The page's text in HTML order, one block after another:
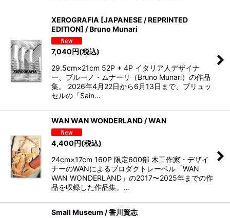
XEROGRAFIA [JAPANESE / REPRINTED
EDITION] / Bruno Munari
7,040円(税込)
29.5cm×21cm 52P + 4P イタリア人デザイナ
ー、ブルーノ・ムナーリ（Bruno Munari）の作品
集。 2026年4月22日から6月13日まで、ブリュッ
セルの「Sain…
WAN WAN WONDERLAND / WAN
4,400円(税込)
24cm×17cm 160P 限定600部 木工作家・デザイ
ナーのWANによるプロダクトレーベル「WAN
WAN WONDERLAND」の2017〜2025年までの作
品を収録した作品集。…
Small Museum / 香川賢志